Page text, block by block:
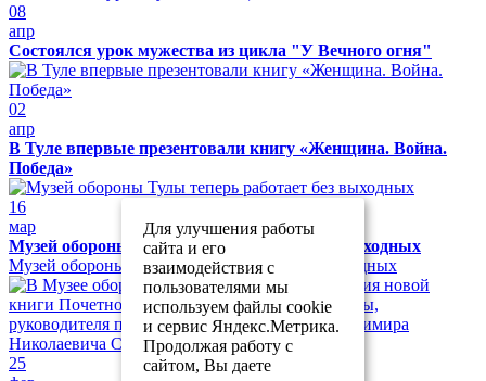
08
апр
Состоялся урок мужества из цикла "У Вечного огня"
02
апр
В Туле впервые презентовали книгу «Женщина. Война.
Победа»
16
мар
Музей обороны Тулы теперь работает без выходных
Музей обороны Тулы теперь работает без выходных
25
Для улучшения работы
сайта и его
взаимодействия с
пользователями мы
используем файлы cookie
и сервис Яндекс.Метрика.
Продолжая работу с
сайтом, Вы даете